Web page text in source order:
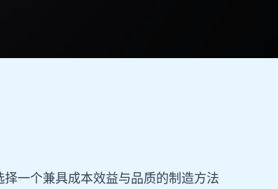
一个兼具成本效益与品质的制造方法